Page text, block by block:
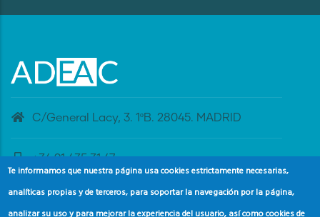
C/General Lacy, 3. 1ºB. 28045. MADRID
+34 91 435 31 47
banderaazul@adeac.es
Te informamos que nuestra página usa cookies estrictamente necesarias,
analíticas propias y de terceros, para soportar la navegación por la página,
analizar su uso y para mejorar la experiencia del usuario, así como cookies de